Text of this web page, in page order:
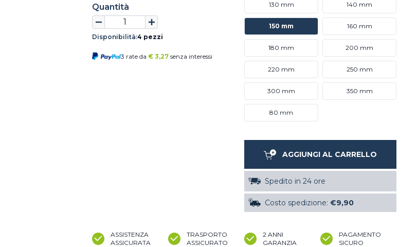
Quantità
Disponibilità:4 pezzi
3 rate da € 3,27 senza interessi
130 mm 140 mm
150 mm 160 mm
180 mm 200 mm
220 mm 250 mm
300 mm 350 mm
80 mm
AGGIUNGI AL CARRELLO
Spedito in 24 ore
Costo spedizione: €9,90
ASSISTENZA
ASSICURATA
TRASPORTO
ASSICURATO
2 ANNI
GARANZIA
PAGAMENTO
SICURO